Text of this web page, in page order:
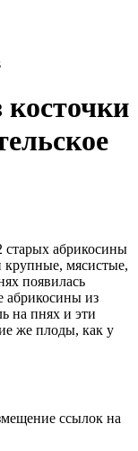
косточки
абрикосины
мясистые,
появилась
абрикосины из
на пнях и эти
же плоды, как у
ссылок на